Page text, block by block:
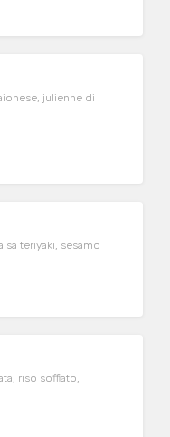
julienne di
teriyaki, sesamo
riso soffiato,